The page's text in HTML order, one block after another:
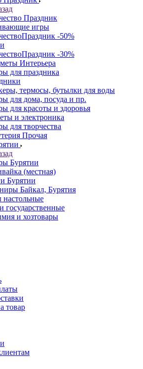
Праздник
игры
-50%
-30%
Интерьера
для праздника
термосы, бутылки для воды
для дома, посуда и пр.
для красоты и здоровья
и электроника
для творчества
Прочая
Бурятии
(местная)
Бурятии
Байкал, Бурятия
государственные
и хозтовары
товар